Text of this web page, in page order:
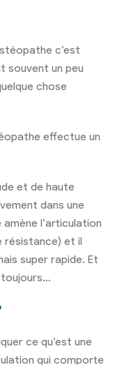
c’est
souvent un peu
chose
effectue un
et de haute
dans une
l’articulation
résistance) et il
super rapide. Et
toujours…
ce qu’est une
qui comporte